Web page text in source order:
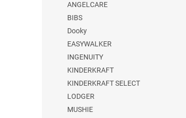
ANGELCARE
BIBS
Dooky
EASYWALKER
INGENUITY
KINDERKRAFT
KINDERKRAFT SELECT
LODGER
MUSHIE